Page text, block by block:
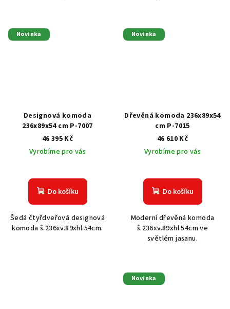
Novinka
Designová komoda
236x89x54 cm P-7007
46 395 Kč
Vyrobíme pro vás
Do košíku
Šedá čtyřdveřová designová
komoda š.236xv.89xhl.54cm.
Novinka
Dřevěná komoda 236x89x54
cm P-7015
46 610 Kč
Vyrobíme pro vás
Do košíku
Moderní dřevěná komoda
š.236xv.89xhl.54cm ve
světlém jasanu.
Novinka